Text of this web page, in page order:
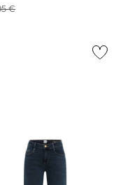
€